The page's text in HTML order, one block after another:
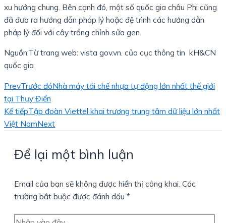
xu hướng chung. Bên cạnh đó, một số quốc gia châu Phi cũng
đã đưa ra hướng dẫn pháp lý hoặc đệ trình các hướng dẫn
pháp lý đối với cây trồng chỉnh sửa gen.
Nguồn:Từ trang web: vista gov.vn. của cục thông tin kH&CN
quốc gia
PrevTrước đóNhà máy tái chế nhựa tự động lớn nhất thế giới
tại Thụy Điển
Kế tiếpTập đoàn Viettel khai trương trung tâm dữ liệu lớn nhất
Việt NamNext
Để lại một bình luận
Email của bạn sẽ không được hiển thị công khai. Các
trường bắt buộc được đánh dấu *
Nhập